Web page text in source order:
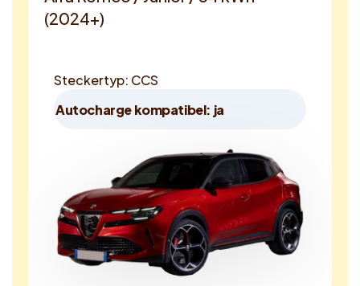
(2024+)
Steckertyp: CCS
Autocharge kompatibel: ja